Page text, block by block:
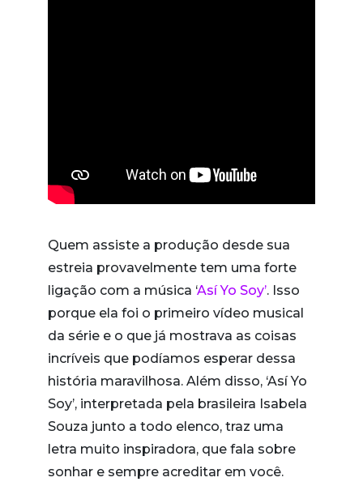
Quem assiste a produção desde sua
estreia provavelmente tem uma forte
ligação com a música ‘Así Yo Soy’. Isso
porque ela foi o primeiro vídeo musical
da série e o que já mostrava as coisas
incríveis que podíamos esperar dessa
história maravilhosa. Além disso, ‘Así Yo
Soy’, interpretada pela brasileira Isabela
Souza junto a todo elenco, traz uma
letra muito inspiradora, que fala sobre
sonhar e sempre acreditar em você.